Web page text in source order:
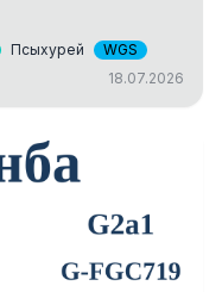
Псыхурей
WGS
18.07.2026